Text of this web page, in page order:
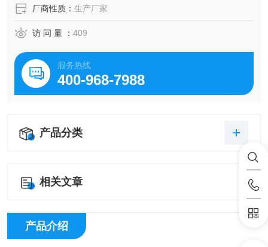
厂商性质： 生产厂家
访 问 量 ： 409
服务热线
400-968-7988
产品分类
相关文章
产品介绍